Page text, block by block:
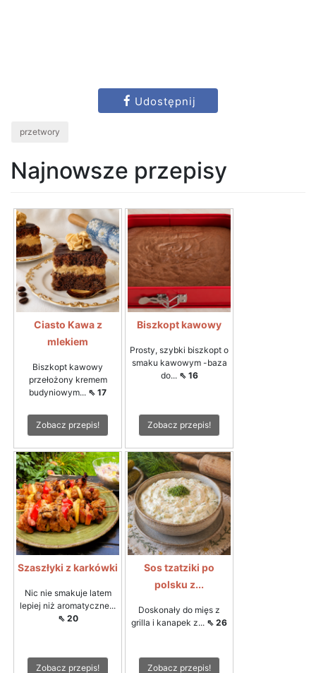
Udostępnij
przetwory
Najnowsze przepisy
Ciasto Kawa z
mlekiem
Biszkopt kawowy
przełożony kremem
budyniowym... ⇖ 17
Zobacz przepis!
Biszkopt kawowy
Prosty, szybki biszkopt o
smaku kawowym -baza
do... ⇖ 16
Zobacz przepis!
Szaszłyki z karkówki
Nic nie smakuje latem
lepiej niż aromatyczne...
⇖ 20
Zobacz przepis!
Sos tzatziki po
polsku z...
Doskonały do mięs z
grilla i kanapek z... ⇖ 26
Zobacz przepis!